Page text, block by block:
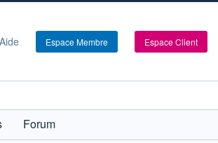
Aide Espace Membre Espace Client
Forum